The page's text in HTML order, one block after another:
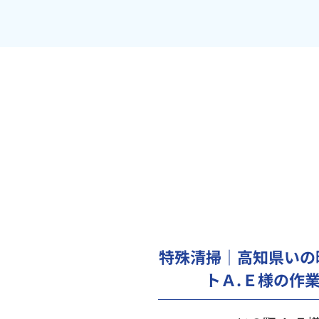
特殊清掃｜高知県い
トＡ.Ｅ様の作